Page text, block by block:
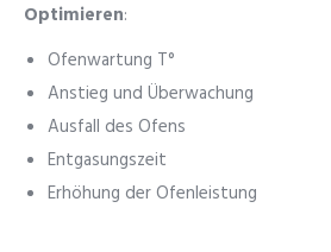
Optimieren:
Ofenwartung T°
Anstieg und Überwachung
Ausfall des Ofens
Entgasungszeit
Erhöhung der Ofenleistung